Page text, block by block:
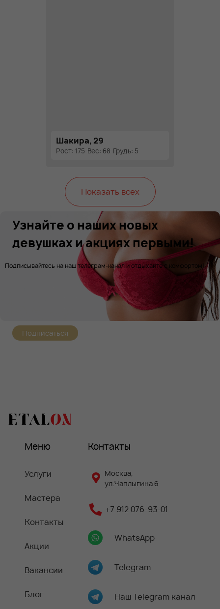
Шакира, 29
Рост: 175 Вес: 68 Грудь: 5
Показать всех
Узнайте о наших новых
девушках и акциях первыми!
Подписывайтесь на наш телеграм-канал и отдыхайте с комфортом!
Подписаться
Меню
Услуги
Мастера
Контакты
Акции
Вакансии
Блог
Контакты
Москва,
ул.Чаплыгина 6
+7 912 076-93-01
WhatsApp
Telegram
Наш Telegram канал